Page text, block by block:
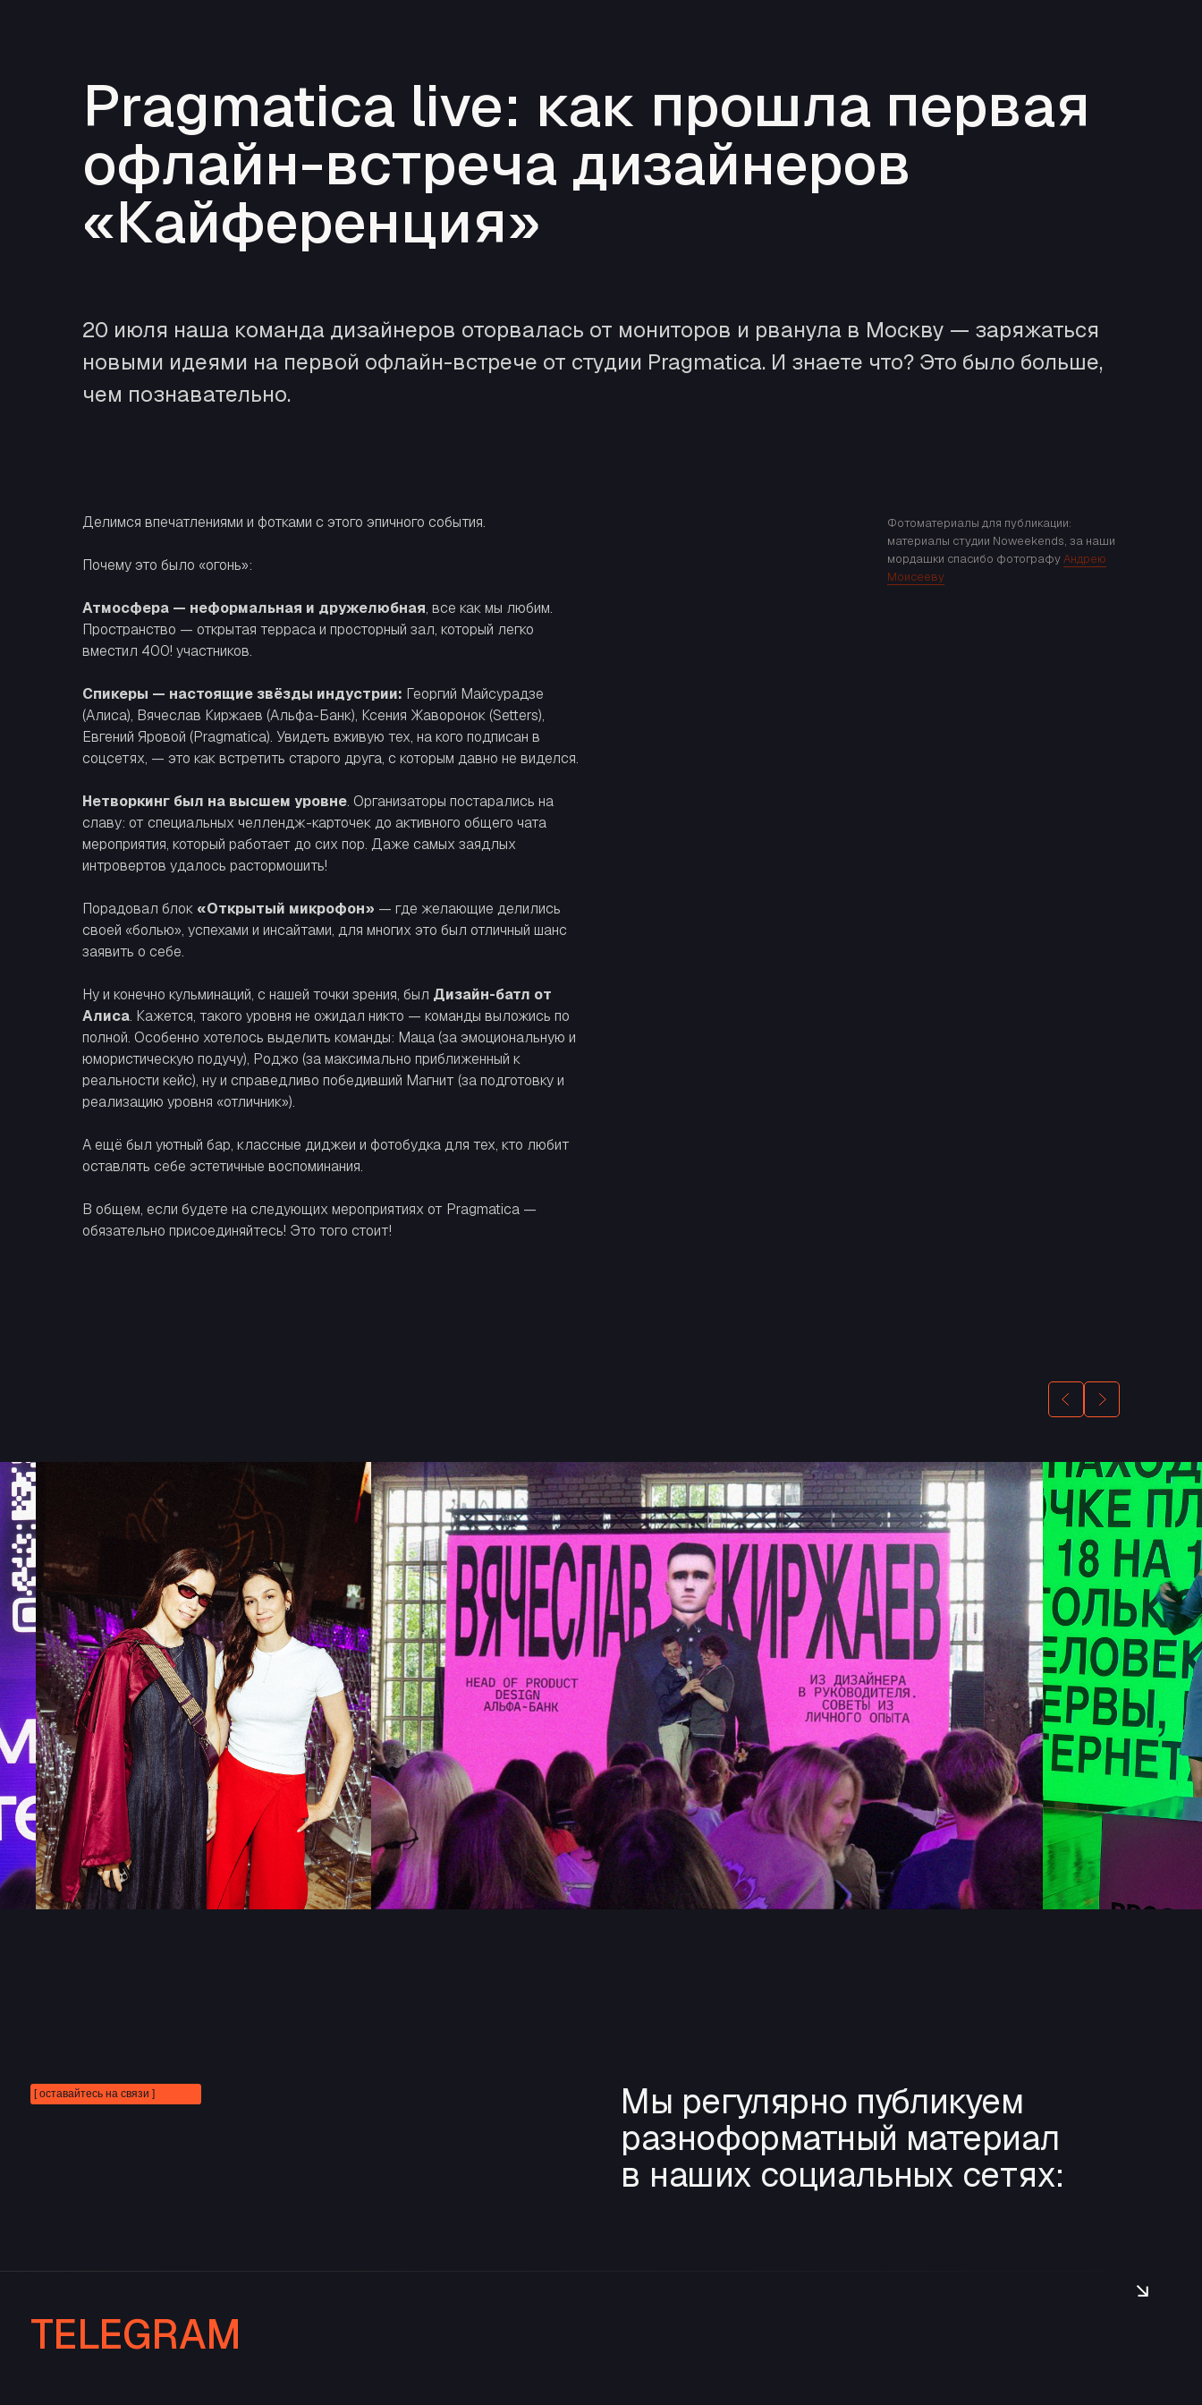
Pragmatica live: как прошла первая
офлайн-встреча дизайнеров
«Кайференция»
20 июля наша команда дизайнеров оторвалась от мониторов и рванула в Москву — заряжаться
новыми идеями на первой офлайн-встрече от студии Pragmatica. И знаете что? Это было больше,
чем познавательно.
Делимся впечатлениями и фотками с этого эпичного события.
Почему это было «огонь»:
Атмосфера — неформальная и дружелюбная, все как мы любим.
Пространство — открытая терраса и просторный зал, который легко
вместил 400! участников.
Спикеры — настоящие звёзды индустрии: Георгий Майсурадзе
(Алиса), Вячеслав Киржаев (Альфа-Банк), Ксения Жаворонок (Setters),
Евгений Яровой (Pragmatica). Увидеть вживую тех, на кого подписан в
соцсетях, — это как встретить старого друга, с которым давно не виделся.
Нетворкинг был на высшем уровне. Организаторы постарались на
славу: от специальных челлендж-карточек до активного общего чата
мероприятия, который работает до сих пор. Даже самых заядлых
интровертов удалось растормошить!
Порадовал блок «Открытый микрофон» — где желающие делились
своей «болью», успехами и инсайтами, для многих это был отличный шанс
заявить о себе.
Ну и конечно кульминаций, с нашей точки зрения, был Дизайн-батл от
Алиса. Кажется, такого уровня не ожидал никто — команды выложись по
полной. Особенно хотелось выделить команды: Маца (за эмоциональную и
юмористическую подучу), Роджо (за максимально приближенный к
реальности кейс), ну и справедливо победивший Магнит (за подготовку и
реализацию уровня «отличник»).
А ещё был уютный бар, классные диджеи и фотобудка для тех, кто любит
оставлять себе эстетичные воспоминания.
В общем, если будете на следующих мероприятиях от Pragmatica —
обязательно присоединяйтесь! Это того стоит!
Фотоматериалы для публикации:
материалы студии Noweekends, за наши
мордашки спасибо фотографуАндрею
Моисееву
Мы регулярно публикуем
разноформатный материал
в наших социальных сетях:
[ оставайтесь на связи ]